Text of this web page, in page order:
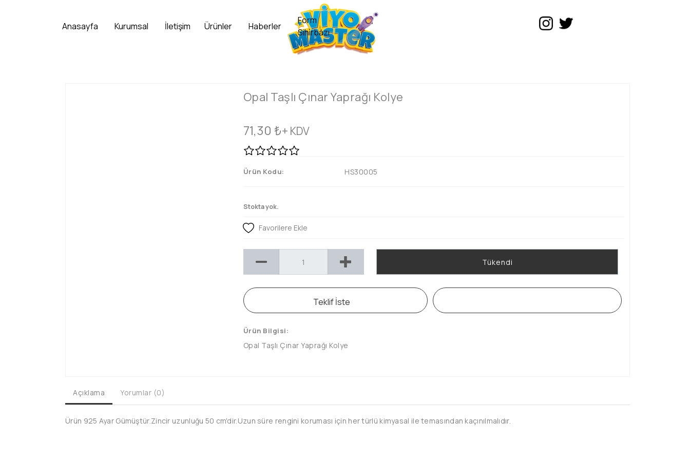
Opal Taşlı Çınar Yaprağı Kolye
71,30 ₺+ KDV
Ürün Kodu: HS30005
Stokta yok.
Favorilere Ekle
Tükendi
Teklif İste
Ürün Bilgisi:
Opal Taşlı Çınar Yaprağı Kolye
Açıklama Yorumlar (0)
Ürün 925 Ayar Gümüştür.Zincir uzunluğu 50 cm'dir.Uzun süre rengini koruması için her türlü kimyasal ile temasından kaçınılmalıdır.
Anasayfa Kurumsal İletişim Ürünler Haberler
Form
Sihirbazı